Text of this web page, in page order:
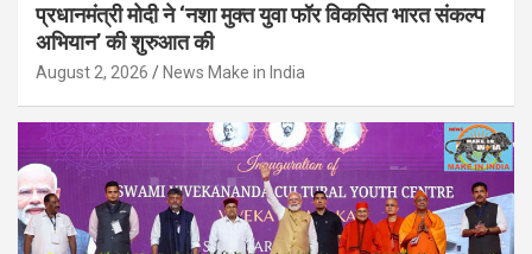
प्रधानमंत्री मोदी ने ‘नशा मुक्त युवा फॉर विकसित भारत संकल्प
अभियान’ की शुरुआत की
August 2, 2026 News Make in India